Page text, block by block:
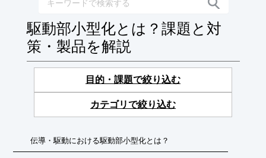
駆動部小型化とは？課題と対
策・製品を解説
目的・課題で絞り込む
カテゴリで絞り込む
伝導・駆動における駆動部小型化とは？